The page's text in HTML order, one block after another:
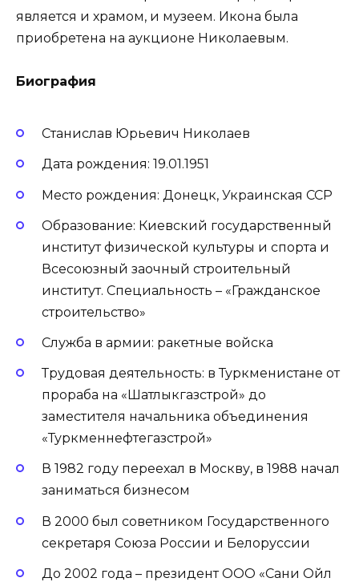
является и храмом, и музеем. Икона была
приобретена на аукционе Николаевым.
Биография
Станислав Юрьевич Николаев
Дата рождения: 19.01.1951
Место рождения: Донецк, Украинская ССР
Образование: Киевский государственный
институт физической культуры и спорта и
Всесоюзный заочный строительный
институт. Специальность – «Гражданское
строительство»
Служба в армии: ракетные войска
Трудовая деятельность: в Туркменистане от
прораба на «Шатлыкгазстрой» до
заместителя начальника объединения
«Туркменнефтегазстрой»
В 1982 году переехал в Москву, в 1988 начал
заниматься бизнесом
В 2000 был советником Государственного
секретаря Союза России и Белоруссии
До 2002 года – президент ООО «Сани Ойл